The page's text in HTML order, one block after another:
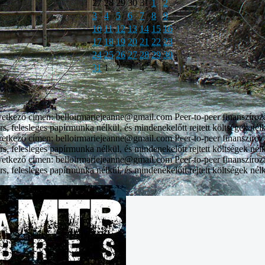
27 28 29 30 31 1
2
3
4 5 6 7 8
9
10 11 12 13 14 15 16
17 18 19 20 21 22 23
24 25 26 27 28 29 30
31 1 2 3 4 5 6
címen: belloirmariejeanne@gmail.com Peer-to-peer
felesleges papírmunka nélkül, és mindenekelőtt rejtett költségek
címen: belloirmariejeanne@gmail.com Peer-to-peer
felesleges papírmunka nélkül, és mindenekelőtt rejtett költségek
címen: belloirmariejeanne@gmail.com Peer-to-peer
felesleges papírmunka nélkül, és mindenekelőtt rejtett költségek